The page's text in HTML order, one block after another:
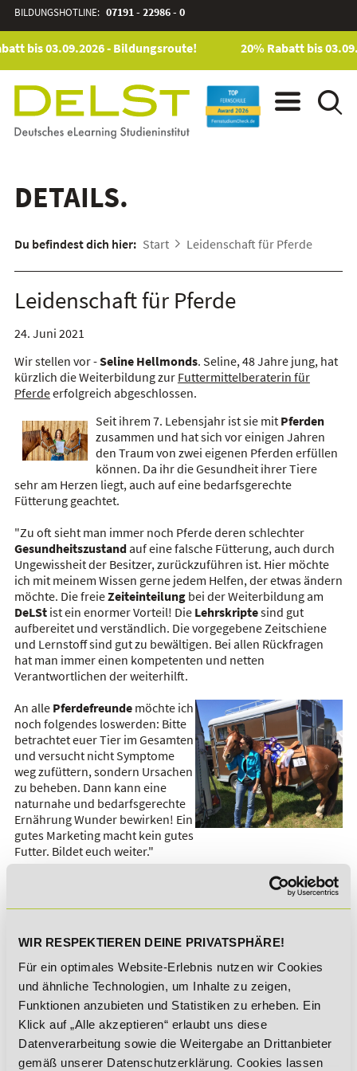
WIR RESPEKTIEREN DEINE PRIVATSPHÄRE!
Für ein optimales Website-Erlebnis nutzen wir Cookies
und ähnliche Technologien, um Inhalte zu zeigen,
Funktionen anzubieten und Statistiken zu erheben. Ein
Klick auf „Alle akzeptieren“ erlaubt uns diese
Datenverarbeitung sowie die Weitergabe an Drittanbieter
gemäß unserer Datenschutzerklärung. Cookies lassen
BILDUNGSHOTLINE: 07191 - 22986 - 0
bis 03.09.2026 - Bildungsroute! 20% Rabatt bis
DETAILS.
Du befindest dich hier: Start Leidenschaft für Pferde
Leidenschaft für Pferde
24. Juni 2021
Wir stellen vor -Seline Hellmonds. Seline, 48 Jahre jung, hat
kürzlich die Weiterbildung zur Futtermittelberaterin für
Pferdeerfolgreich abgeschlossen.
Seit ihrem 7. Lebensjahr ist sie mit Pferden
zusammen und hat sich vor einigen Jahren
den Traum von zwei eigenen Pferden erfüllen
können. Da ihr die Gesundheit ihrer Tiere
sehr am Herzen liegt, auch auf eine bedarfsgerechte
Fütterung geachtet.
"Zu oft sieht man immer noch Pferde deren schlechter
Gesundheitszustandauf eine falsche Fütterung, auch durch
Ungewissheit der Besitzer, zurückzuführen ist. Hier möchte
ich mit meinem Wissen gerne jedem Helfen, der etwas ändern
möchte. Die freieZeiteinteilungbei der Weiterbildung am
DeLStist ein enormer Vorteil! Die Lehrskriptesind gut
aufbereitet und verständlich. Die vorgegebene Zeitschiene
und Lernstoff sind gut zu bewältigen. Bei allen Rückfragen
hat man immer einen kompetenten und netten
Verantwortlichen der weiterhilft.
An alle Pferdefreundemöchte ich
noch folgendes loswerden: Bitte
betrachtet euer Tier im Gesamten
und versucht nicht Symptome
weg zufüttern, sondern Ursachen
zu beheben. Dann kann eine
naturnahe und bedarfsgerechte
Ernährung Wunder bewirken! Ein
gutes Marketing macht kein gutes
Futter. Bildet euch weiter."
Liebe Seline, das ganze DeLSt - Team möchte ihnen herzlich
zu ihren Leistungen gratulieren und wünscht ihnen für ihre
Möchten Sie auch Ihre Karriere starten?
Dann empfehlen wir Ihnen diese
Fernstudiengänge:
Futtermittelberater für Pferde